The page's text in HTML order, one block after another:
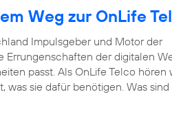
Weg zur OnLife
Impulsgeber und Motor der
Errungenschaften der digitalen
passt. Als OnLife Telco hören
sie dafür benötigen. Was sind